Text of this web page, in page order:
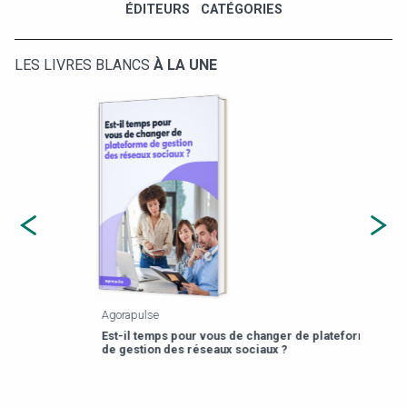
ÉDITEURS CATÉGORIES
LES LIVRES BLANCS À LA UNE
Agorapulse
Est-il temps pour vous de changer de plateforme
de gestion des réseaux sociaux ?